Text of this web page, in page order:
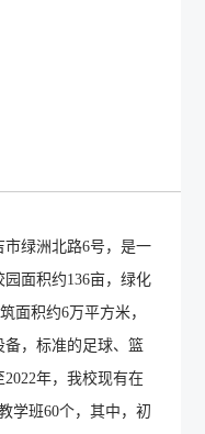
市绿洲北路6号，是一
面积约136亩，绿化
面积约6万平方米，
，标准的足球、篮
年，我校现有在
学班60个，其中，初